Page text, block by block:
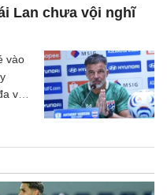
Lan chưa vội nghĩ
vào
vào